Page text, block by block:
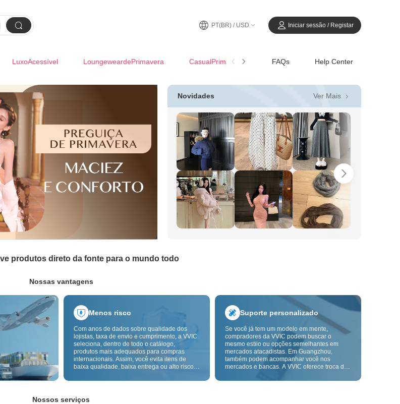
 PT(BR) / USD Iniciar sessão / Registar
LuxoAcessível LoungeweardePrimavera CasualPrimavera-Verão FAQs Help Center
Novidades Ver Mais 
produtos direto da fonte para o mundo todo
Nossas vantagens
Menos risco
Com anos de dados sobre qualidade dos
lojistas, taxa de envio e cumprimento, a VVIC
seleciona, dentro de todo o catálogo,
produtos mais adequados para compras
internacionais. Assim, você evita itens de
baixa qualidade, baixa entrega ou alto risco,
inspeção de qualidade transfronteiriça e as
riscos de qualidade, alfândega e pós-venda.
Suporte personalizado
Se você já tem um modelo em mente,
compradores da VVIC podem buscar o
mesmo estilo ou opções semelhantes em
mercados atacadistas. Em Guangzhou,
também podem acompanhar você nos
mercados e bancas. A VVIC oferece troca de
OEM por imagem ou amostra, para tornar
Nossos serviços